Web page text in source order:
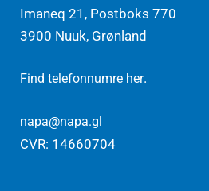
Imaneq 21, Postboks 770
3900 Nuuk, Grønland
Find telefonnumre her.
napa@napa.gl
CVR: 14660704